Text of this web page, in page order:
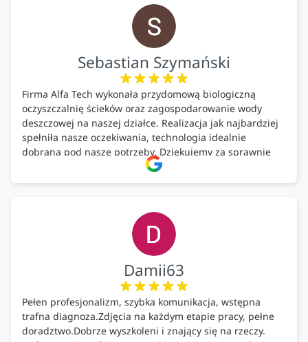
Sebastian Szymański
Firma Alfa Tech wykonała przydomową biologiczną
oczyszczalnię ścieków oraz zagospodarowanie wody
deszczowej na naszej działce. Realizacja jak najbardziej
spełniła nasze oczekiwania, technologia idealnie
dobrana pod nasze potrzeby. Dziękujemy za sprawnie
wykonany montaż w świetnej atmosferze! Polecam!
Damii63
Pełen profesjonalizm, szybka komunikacja, wstępna
trafna diagnoza.Zdjęcia na każdym etapie pracy, pełne
doradztwo.Dobrze wyszkoleni i znający się na rzeczy.